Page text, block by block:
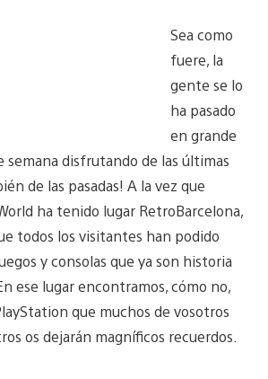
Sea como
fuere, la
gente se lo
ha pasado
en grande
disfrutando de las últimas
de las pasadas! A la vez que
ha tenido lugar RetroBarcelona,
todos los visitantes han podido
y consolas que ya son historia
ese lugar encontramos, cómo no,
que muchos de vosotros
os dejarán magníficos recuerdos.